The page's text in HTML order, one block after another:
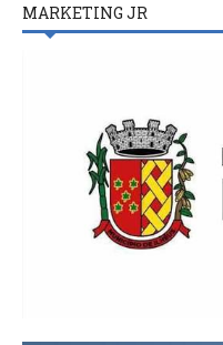
MARKETING JR